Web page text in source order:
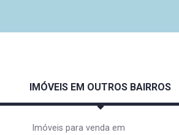
IMÓVEIS EM OUTROS BAIRROS
Imóveis para venda em